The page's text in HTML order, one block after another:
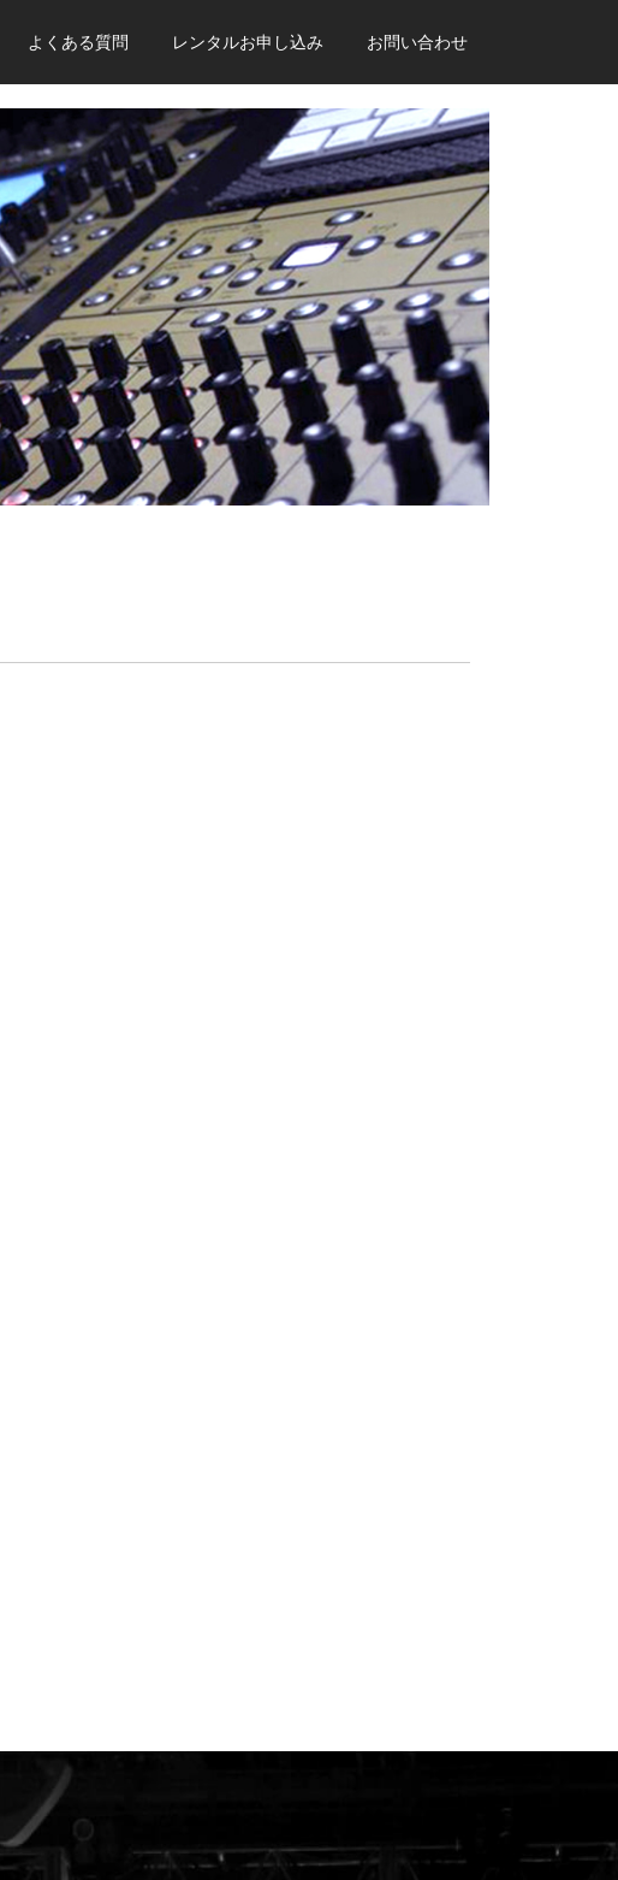
よくある質問 レンタルお申し込み お問い合わせ